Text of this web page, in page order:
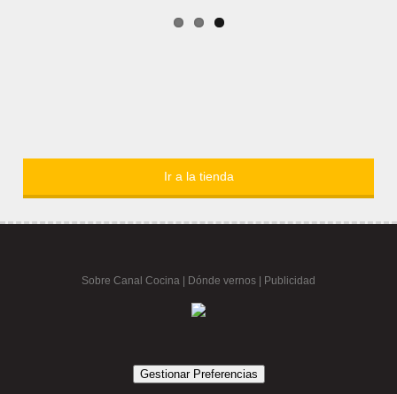
Ir a la tienda
Sobre Canal Cocina Dónde vernos | Publicidad
Gestionar Preferencias